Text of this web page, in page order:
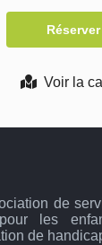
Voir la
de
les
de